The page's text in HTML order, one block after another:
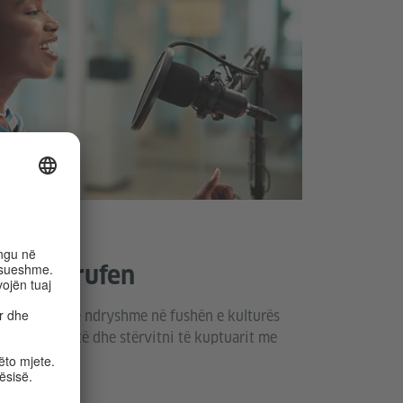
të ndryshme në fushën e kulturës
intervistë dhe stërvitni të kuptuarit me